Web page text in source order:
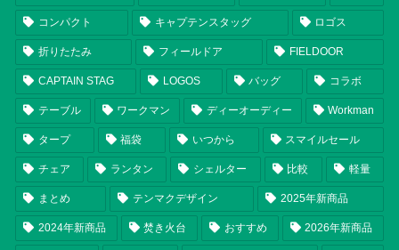
コンパクト キャプテンスタッグ ロゴス
折りたたみ フィールドア FIELDOOR
CAPTAIN STAG LOGOS バッグ コラボ
テーブル ワークマン ディーオーディー Workman
タープ 福袋 いつから スマイルセール
チェア ランタン シェルター 比較 軽量
まとめ テンマクデザイン 2025年新商品
2024年新商品 焚き火台 おすすめ 2026年新商品